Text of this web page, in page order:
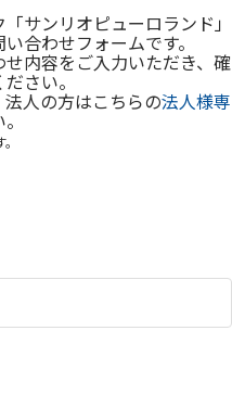
サンリオピューロランド」
合わせフォームです。
内容をご入力いただき、確
さい。
人の方はこちらの法人様専